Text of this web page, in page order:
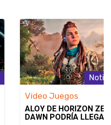
Video Juegos
ALOY DE HORIZON
DAWN PODRÍA LLEGAR